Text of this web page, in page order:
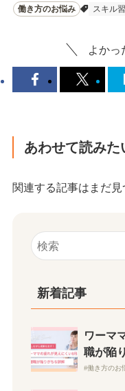
働き方のお悩み スキル
よかっ
あわせて読みた
関連する記事はまだ見
新着記事
ワーマ
職が陥
働き方のお